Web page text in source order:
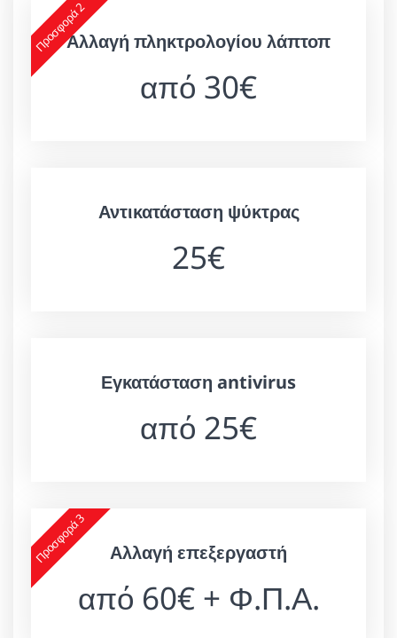
Προσφορά 2Αλλαγή πληκτρολογίου λάπτοπ
από 30€
Αντικατάσταση ψύκτρας
25€
Εγκατάσταση antivirus
από 25€
Προσφορά 3 Αλλαγή επεξεργαστή
από 60€ + Φ.Π.Α.